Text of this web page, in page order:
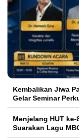
Kembalikan Jiwa
Gelar Seminar
Menjelang HUT
Suarakan Lagu